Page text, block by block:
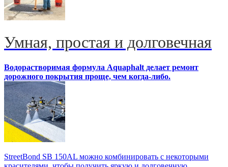
Умная, простая и долговечная
Водорастворимая формула Aquaphalt делает ремонт
дорожного покрытия проще, чем когда-либо.
StreetBond SB 150AL можно комбинировать с некоторыми